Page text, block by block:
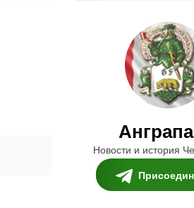
Новости и история